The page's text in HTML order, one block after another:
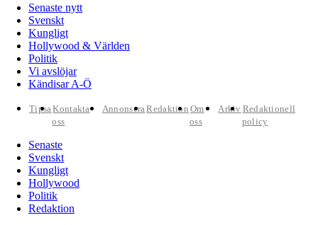
Senaste nytt
Svenskt
Kungligt
Hollywood & Världen
Politik
Vi avslöjar
Kändisar A-Ö
TipsaKontakta
oss
AnnonseraRedaktion Om
oss
Arkiv Redaktionell
policy
Senaste
Svenskt
Kungligt
Hollywood
Politik
Redaktion